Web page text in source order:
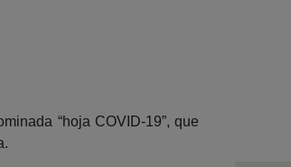
“hoja COVID-19”, que